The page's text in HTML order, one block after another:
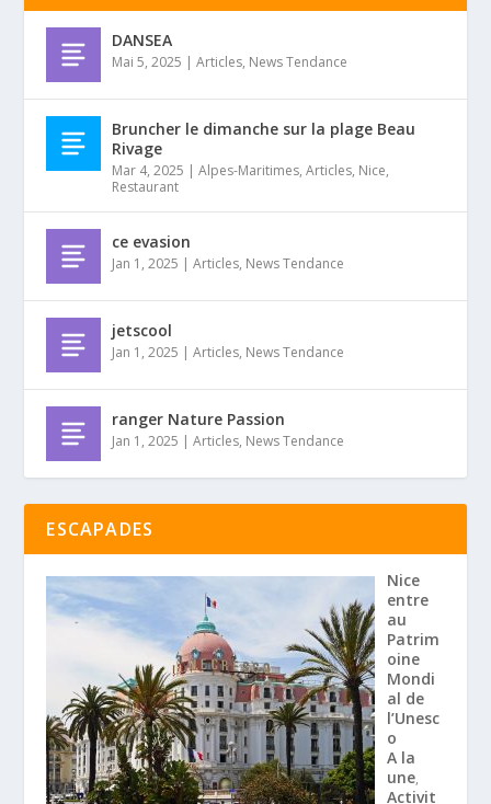
DANSEA
Mai 5, 2025 |Articles, News Tendance
Bruncher le dimanche sur la plage Beau
Rivage
Mar 4, 2025 |Alpes-Maritimes,Articles, Nice,
Restaurant
ce evasion
Jan 1, 2025 |Articles, News Tendance
jetscool
Jan 1, 2025 |Articles, News Tendance
ranger Nature Passion
Jan 1, 2025 |Articles, News Tendance
ESCAPADES
Nice
entre
au
Patrim
oine
Mondi
al de
l’Unesc
o
A la
une,
Activit